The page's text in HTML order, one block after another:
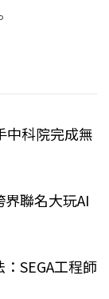
中科院完成無
聯名大玩AI
SEGA工程師